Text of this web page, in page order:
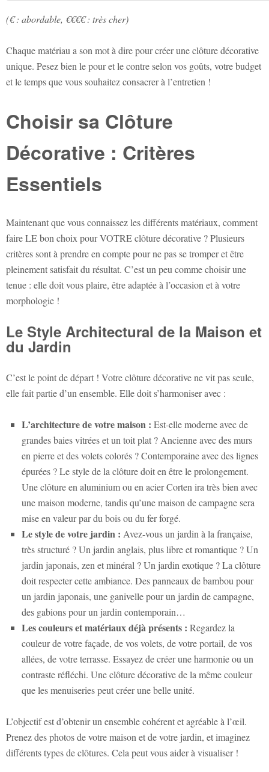
(€ : abordable, €€€€ : très cher)
Chaque matériau a son mot à dire pour créer une clôture décorative
unique. Pesez bien le pour et le contre selon vos goûts, votre budget
et le temps que vous souhaitez consacrer à l’entretien !
Choisir sa Clôture
Décorative : Critères
Essentiels
Maintenant que vous connaissez les différents matériaux, comment
faire LE bon choix pour VOTRE clôture décorative ? Plusieurs
critères sont à prendre en compte pour ne pas se tromper et être
pleinement satisfait du résultat. C’est un peu comme choisir une
tenue : elle doit vous plaire, être adaptée à l’occasion et à votre
morphologie !
Le Style Architectural de la Maison et
du Jardin
C’est le point de départ ! Votre clôture décorative ne vit pas seule,
elle fait partie d’un ensemble. Elle doit s’harmoniser avec :
L’architecture de votre maison : Est-elle moderne avec de
grandes baies vitrées et un toit plat ? Ancienne avec des murs
en pierre et des volets colorés ? Contemporaine avec des lignes
épurées ? Le style de la clôture doit en être le prolongement.
Une clôture en aluminium ou en acier Corten ira très bien avec
une maison moderne, tandis qu’une maison de campagne sera
mise en valeur par du bois ou du fer forgé.
Le style de votre jardin : Avez-vous un jardin à la française,
très structuré ? Un jardin anglais, plus libre et romantique ? Un
jardin japonais, zen et minéral ? Un jardin exotique ? La clôture
doit respecter cette ambiance. Des panneaux de bambou pour
un jardin japonais, une ganivelle pour un jardin de campagne,
des gabions pour un jardin contemporain…
Les couleurs et matériaux déjà présents : Regardez la
couleur de votre façade, de vos volets, de votre portail, de vos
allées, de votre terrasse. Essayez de créer une harmonie ou un
contraste réfléchi. Une clôture décorative de la même couleur
que les menuiseries peut créer une belle unité.
L’objectif est d’obtenir un ensemble cohérent et agréable à l’œil.
Prenez des photos de votre maison et de votre jardin, et imaginez
différents types de clôtures. Cela peut vous aider à visualiser !